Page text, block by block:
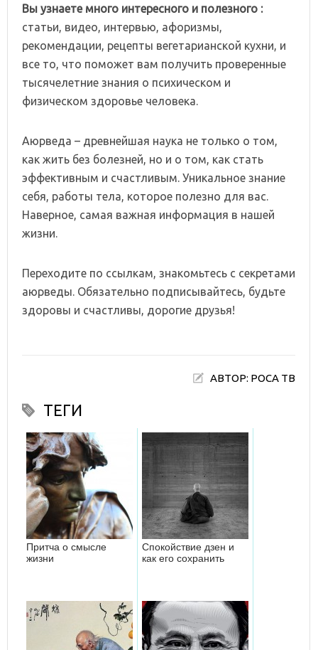
Вы узнаете много интересного и полезного :
статьи, видео, интервью, афоризмы,
рекомендации, рецепты вегетарианской кухни, и
все то, что поможет вам получить проверенные
тысячелетние знания о психическом и
физическом здоровье человека.
Аюрведа – древнейшая наука не только о том,
как жить без болезней, но и о том, как стать
эффективным и счастливым. Уникальное знание
себя, работы тела, которое полезно для вас.
Наверное, самая важная информация в нашей
жизни.
Переходите по ссылкам, знакомьтесь с секретами
аюрведы. Обязательно подписывайтесь, будьте
здоровы и счастливы, дорогие друзья!
АВТОР: РОСА ТВ
ТЕГИ
Притча о смысле
жизни
Спокойствие дзен и
как его сохранить